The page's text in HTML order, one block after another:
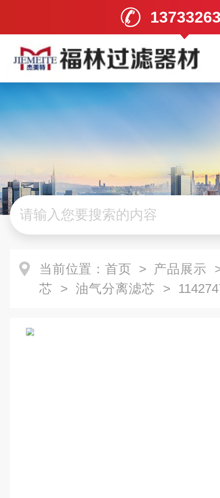
当前位置： 首页 > 产品展示
芯 > 油气分离滤芯 >